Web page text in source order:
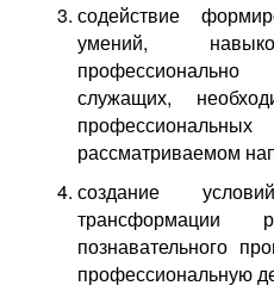
содействие
умений,
профессионально
служащих,
рассматриваемом
создание
трансформации
познавательного
профессиональную